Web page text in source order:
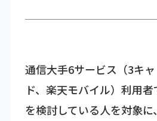
通信大手6サービス（3キ
ド、楽天モバイル）利用
を検討している人を対象